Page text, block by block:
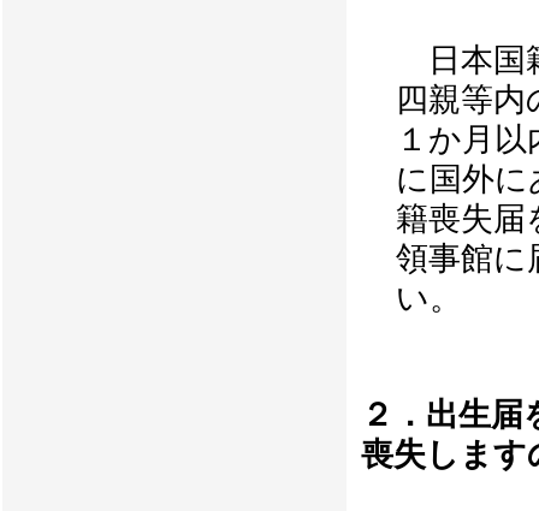
日本国
四親等
１か月
に国外
籍喪失届
領事館に
い。
２．出生
喪失します